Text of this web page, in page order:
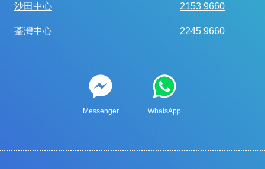
沙田中心 2153 9660
荃灣中心 2245 9660
Messenger WhatsApp